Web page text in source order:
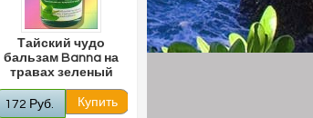
Тайский чудо
бальзам Banna на
травах зеленый
172 Руб.